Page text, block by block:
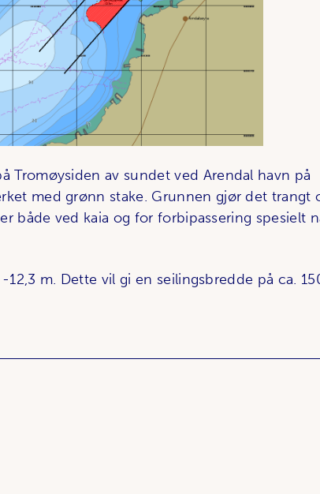
Tromøysiden av sundet ved Arendal havn på
med grønn stake. Grunnen gjør det trangt
både ved kaia og for forbipassering spesielt
m. Dette vil gi en seilingsbredde på ca.